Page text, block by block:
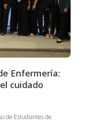
Enfermería:
cuidado
de Estudiantes de